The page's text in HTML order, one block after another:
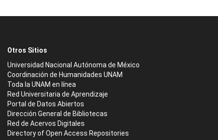
Otros Sitios
Universidad Nacional Autónoma de México
Coordinación de Humanidades UNAM
Toda la UNAM en línea
Red Universitaria de Aprendizaje
Portal de Datos Abiertos
Dirección General de Bibliotecas
Red de Acervos Digitales
Directory of Open Access Repositories